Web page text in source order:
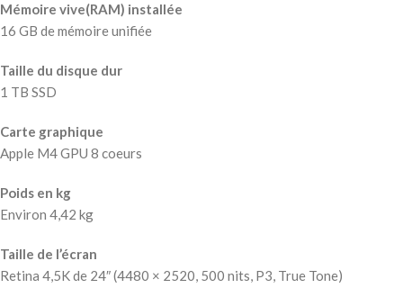
Mémoire vive(RAM) installée
16 GB de mémoire unifiée
Taille du disque dur
1 TB SSD
Carte graphique
Apple M4 GPU 8 coeurs
Poids en kg
Environ 4,42 kg
Taille de l’écran
Retina 4,5K de 24″ (4480 × 2520, 500 nits, P3, True Tone)